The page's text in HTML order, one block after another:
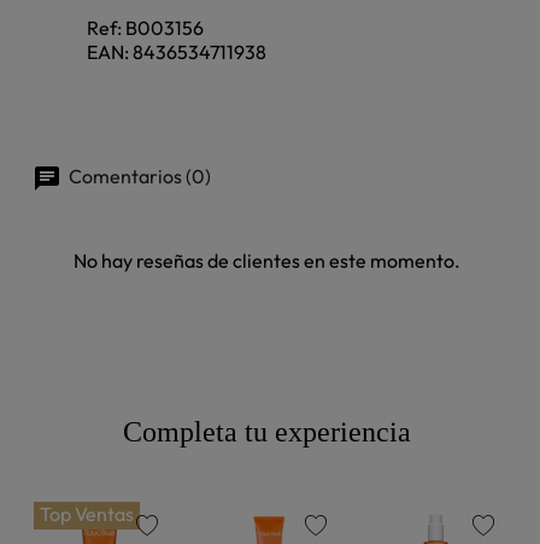
Ref: B003156
EAN: 8436534711938
Comentarios (0)
No hay reseñas de clientes en este momento.
Completa tu experiencia
Top Ventas